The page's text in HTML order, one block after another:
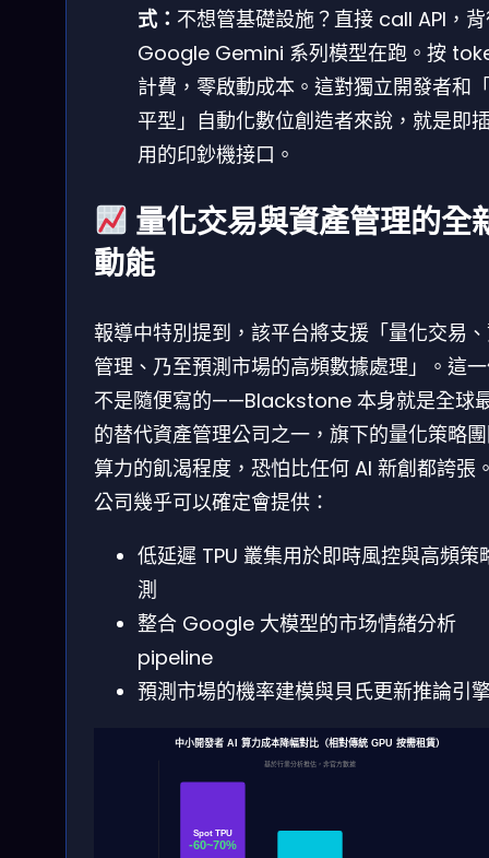
式： 不想管基礎設施？直接 call API，
Google Gemini 系列模型在跑。按
計費，零啟動成本。這對獨立開發者和
平型」自動化數位創造者來說，就是即
用的印鈔機接口。
量化交易與資產管理的全
動能
報導中特別提到，該平台將支援「量化交易
管理、乃至預測市場的高頻數據處理」。這
不是隨便寫的——Blackstone 本身就是全球
的替代資產管理公司之一，旗下的量化策略
算力的飢渴程度，恐怕比任何 AI 新創都誇張
公司幾乎可以確定會提供：
低延遲 TPU 叢集用於即時風控與高頻策
測
整合 Google 大模型的市场情緒分析
pipeline
預測市場的機率建模與貝氏更新推論引
中小開發者 AI 算力成本降幅對比（相對傳統 GPU 按需租賃）
Spot TPU
-60~70%
基於行業分析推估，非官方數據